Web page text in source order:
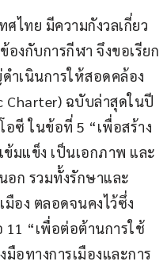
ไทย มีความกังวลเกี่ยว
องกับการกีฬา จึงขอเรียก
ำเนินการให้สอดคล้อง
Charter) ฉบับล่าสุดในปี
ซี ในข้อที่ 5 “เพื่อสร้าง
มแข็ง เป็นเอกภาพ และ
อก รวมทั้งรักษาและ
มือง ตลอดจนคงไว้ซึ่ง
“เพื่อต่อต้านการใช้
อทางการเมืองและการ